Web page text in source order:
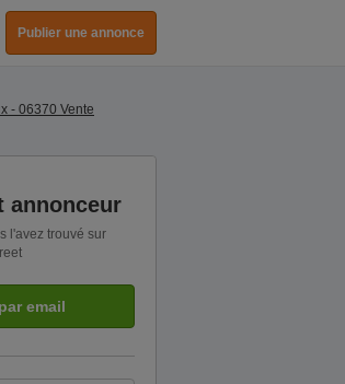
Publier une annonce
- 06370 Vente
annonceur
l'avez trouvé sur
email